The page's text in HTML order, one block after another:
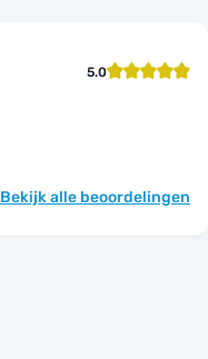
5.0
Bekijk alle beoordelingen